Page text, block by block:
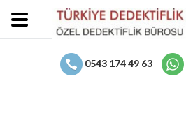
0543 174 49 63